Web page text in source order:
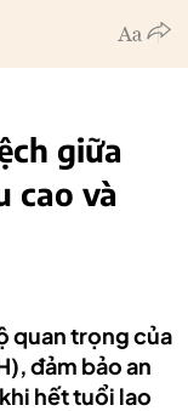
giữa
cao và
quan trọng của
đảm bảo an
hết tuổi lao